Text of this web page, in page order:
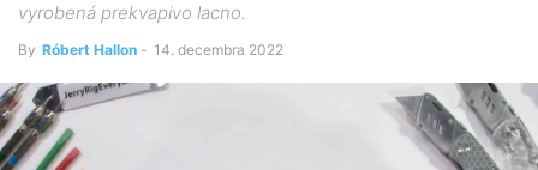
vyrobená prekvapivo lacno.
By Róbert Hallon - 14. decembra 2022